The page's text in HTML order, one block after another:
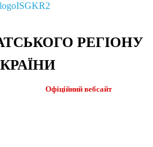
РЕГІОНУ
Офіційний вебсайт